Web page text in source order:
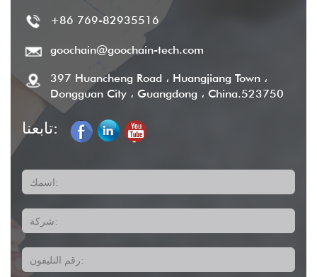
+86 769-82935516
goochain@goochain-tech.com
397 Huancheng Road ، Huangjiang Town ،
Dongguan City ، Guangdong ، China.523750
تابعنا:
اسمك:
شركة:
رقم التليفون: